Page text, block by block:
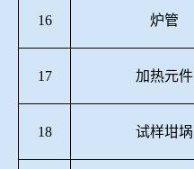
16 炉管
17 加热元件
18 试样坩埚